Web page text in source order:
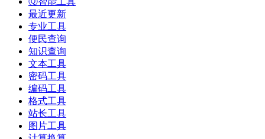
最近更新
专业工具
便民查询
知识查询
文本工具
密码工具
编码工具
格式工具
站长工具
图片工具